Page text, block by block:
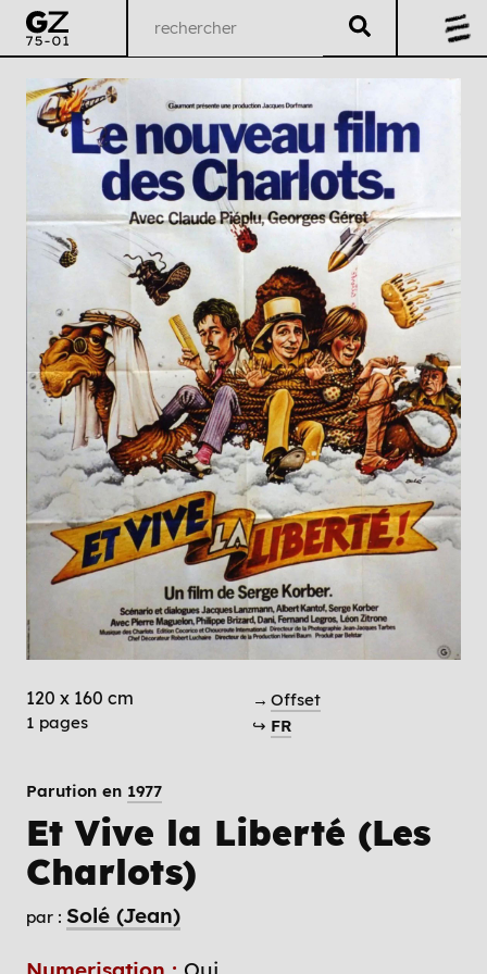
120 x 160 cm
1 pages
→ Offset
↪ FR
Parution en 1977
Et Vive la Liberté (Les
Charlots)
par : Solé (Jean)